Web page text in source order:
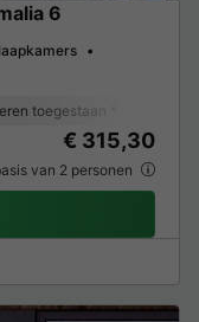
6
toegestaan *
€ 315,30
van 2 personen